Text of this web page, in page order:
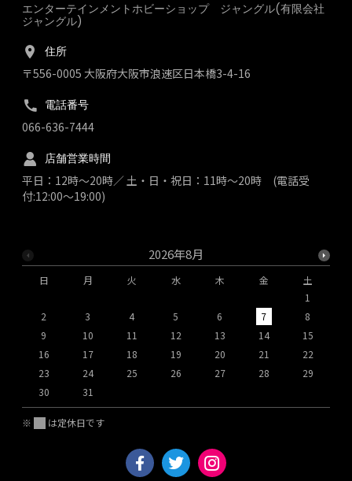
2026年8月
日 月 火 水 木 金
土
1
2
3 4 5 6 7
8
9
10 11 12 13 14
15
16
17 18 19 20 21
22
23
24 25 26 27 28
29
30
31
※ は定休日です
エンターテインメントホビーショップ ジャングル(有限会社
ジャングル)
住所
〒556-0005 大阪府大阪市浪速区日本橋3-4-16
電話番号
066-636-7444
店舗営業時間
平日：12時～20時／ 土・日・祝日：11時～20時 (電話受
付:12:00～19:00)